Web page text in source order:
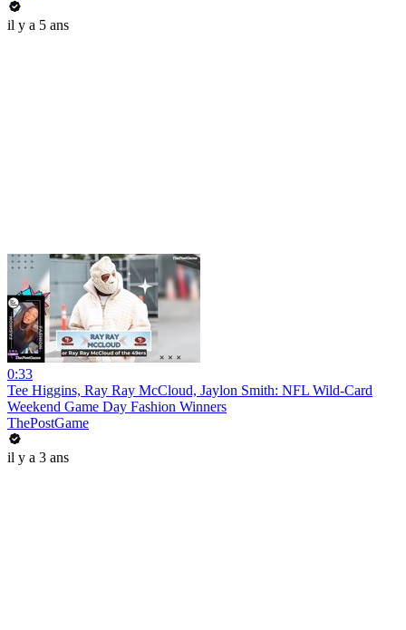
il y a 5 ans
0:33
Tee Higgins, Ray Ray McCloud, Jaylon Smith: NFL Wild-Card
Weekend Game Day Fashion Winners
ThePostGame
il y a 3 ans